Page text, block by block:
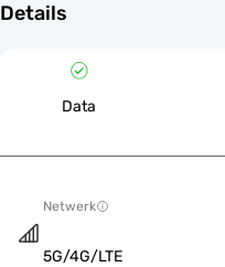
Details
Data
Netwerk
5G/4G/LTE